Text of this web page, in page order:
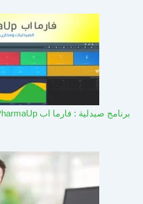
برنامج صيدلية : فارما اب PharmaUp​